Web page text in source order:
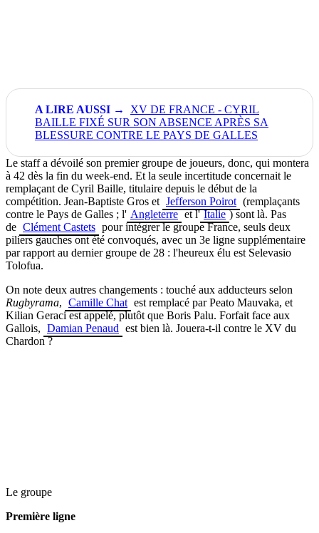
XV DE FRANCE - CYRIL
BAILLE FIXÉ SUR SON ABSENCE APRÈS SA
BLESSURE CONTRE LE PAYS DE GALLES
Le staff a dévoilé son premier groupe de joueurs, donc, qui montera
à 42 dès la fin du week-end. Et la seule incertitude concernait le
remplaçant de Cyril Baille, titulaire depuis le début de la
compétition. Jean-Baptiste Gros et Jefferson Poirot (remplaçants
contre le Pays de Galles ; l' Angleterre et l' Italie ) sont là. Pas
de Clément Castets pour intégrer le groupe France, seuls deux
piliers gauches ont été convoqués, avec un 3e ligne supplémentaire
par rapport au dernier groupe de 28 : l'heureux élu est Selevasio
Tolofua.
On note deux autres changements : touché aux adducteurs selon
Rugbyrama, Camille Chat est remplacé par Peato Mauvaka, et
Kilian Geraci est appelé, plutôt que Boris Palu. Forfait face aux
Gallois, Damian Penaud est bien là. Jouera-t-il contre le XV du
Chardon ?
Le groupe
Première ligne